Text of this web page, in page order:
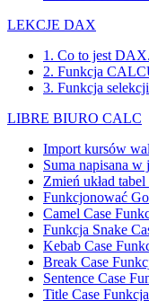
LEKCJE DAX
1. Co to jest
2. Funkcja
3. Funkcja
LIBRE BIURO CALC
Import kursów
Suma napisana
Zmień układ
Funkcjonować
Camel Case
Funkcja Snake
Kebab Case
Break Case
Sentence Case
Title Case Funkcja